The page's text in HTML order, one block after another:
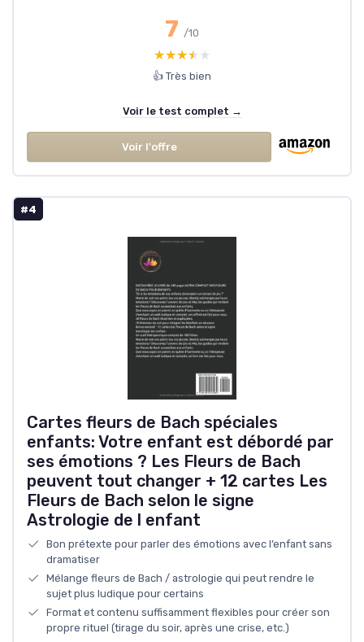
7 /10
★★★★★
★★★★★
👍 Très bien
Voir le test complet →
Voir l'offre
#4
Cartes fleurs de Bach spéciales
enfants: Votre enfant est débordé par
ses émotions ? Les Fleurs de Bach
peuvent tout changer + 12 cartes Les
Fleurs de Bach selon le signe
Astrologie de l enfant
Bon prétexte pour parler des émotions avec l’enfant sans
dramatiser
Mélange fleurs de Bach / astrologie qui peut rendre le
sujet plus ludique pour certains
Format et contenu suffisamment flexibles pour créer son
propre rituel (tirage du soir, après une crise, etc.)